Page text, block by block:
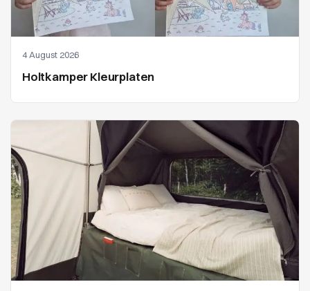
4 August 2026
Holtkamper Kleurplaten